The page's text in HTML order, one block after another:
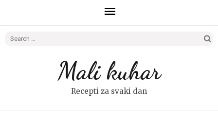
Search
Mali kuhar
Recepti za svaki dan